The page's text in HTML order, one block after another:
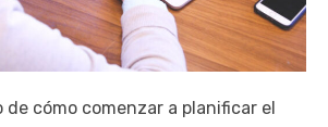
de cómo comenzar a planificar el